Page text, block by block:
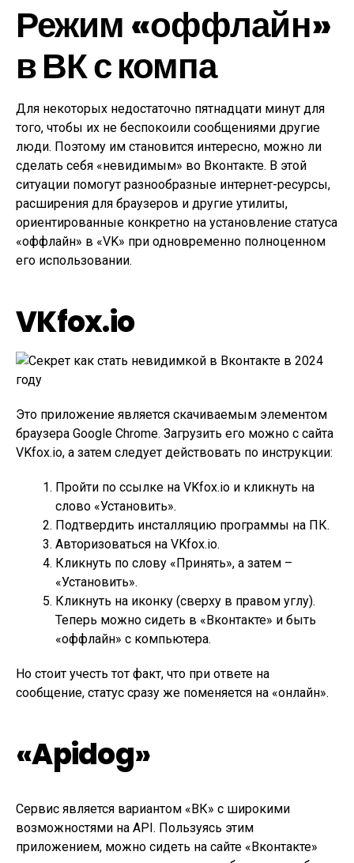
Режим «оффлайн»
в ВК с компа
Для некоторых недостаточно пятнадцати минут для
того, чтобы их не беспокоили сообщениями другие
люди. Поэтому им становится интересно, можно ли
сделать себя «невидимым» во Вконтакте. В этой
ситуации помогут разнообразные интернет-ресурсы,
расширения для браузеров и другие утилиты,
ориентированные конкретно на установление статуса
«оффлайн» в «VK» при одновременно полноценном
его использовании.
VKfox.io
Это приложение является скачиваемым элементом
браузера Google Chrome. Загрузить его можно с сайта
VKfox.io, а затем следует действовать по инструкции:
Пройти по ссылке на VKfox.io и кликнуть на
слово «Установить».
Подтвердить инсталляцию программы на ПК.
Авторизоваться на VKfox.io.
Кликнуть по слову «Принять», а затем –
«Установить».
Кликнуть на иконку (сверху в правом углу).
Теперь можно сидеть в «Вконтакте» и быть
«оффлайн» с компьютера.
Но стоит учесть тот факт, что при ответе на
сообщение, статус сразу же поменяется на «онлайн».
«Apidog»
Сервис является вариантом «ВК» с широкими
возможностями на API. Пользуясь этим
приложением, можно сидеть на сайте «Вконтакте»